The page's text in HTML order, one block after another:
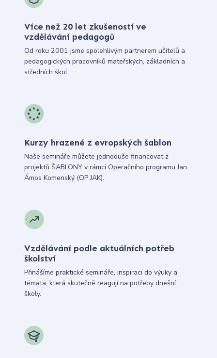
Více než 20 let zkušeností ve
vzdělávání pedagogů
Od roku 2001 jsme spolehlivým partnerem učitelů a
pedagogických pracovníků mateřských, základních a
středních škol.
Kurzy hrazené z evropských šablon
Naše semináře můžete jednoduše financovat z
projektů ŠABLONY v rámci Operačního programu Jan
Ámos Komenský (OP JAK).
Vzdělávání podle aktuálních potřeb
školství
Přinášíme praktické semináře, inspiraci do výuky a
témata, která skutečně reagují na potřeby dnešní
školy.